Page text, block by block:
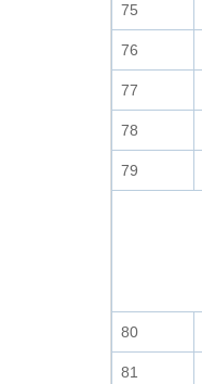
75
76
77
78
79
80
81